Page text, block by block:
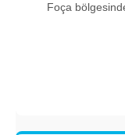
Foça